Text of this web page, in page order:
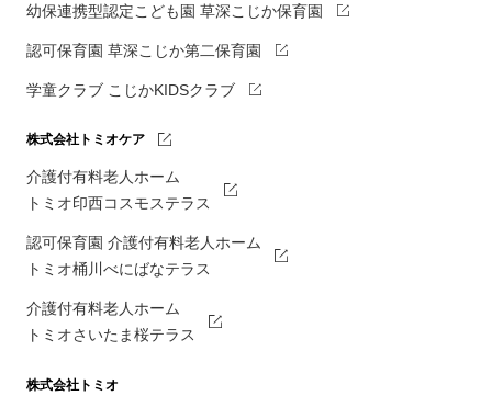
幼保連携型認定こども園 草深こじか保育園
認可保育園 草深こじか第二保育園
学童クラブ こじかKIDSクラブ
株式会社トミオケア
介護付有料老人ホーム
トミオ印西コスモステラス
認可保育園 介護付有料老人ホーム
トミオ桶川べにばなテラス
介護付有料老人ホーム
トミオさいたま桜テラス
株式会社トミオ